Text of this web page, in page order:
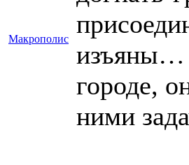
Макрополис
городе,